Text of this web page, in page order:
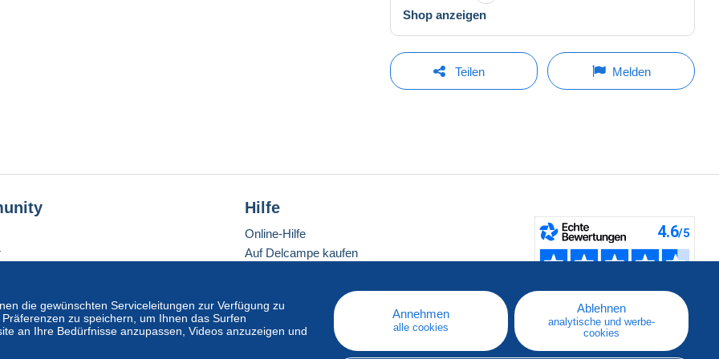
Shop anzeigen
Teilen Melden
die gewünschten Serviceleitungen zur Verfügung zu
zu speichern, um Ihnen das Surfen
an Ihre Bedürfnisse anzupassen, Videos anzuzeigen und
Annehmen
alle cookies
Ablehnen
analytische und werbe-
cookies
Hilfe
Online-Hilfe
Auf Delcampe kaufen
Eine sichere Website